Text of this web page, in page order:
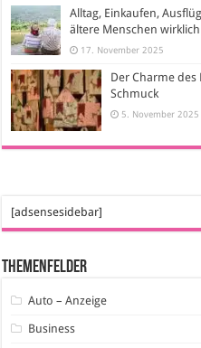
Alltag, Einkaufen,
ältere Menschen
17. November 2025
Der Charme
Schmuck
5. November 2025
[adsensesidebar]
Themenfelder
Auto – Anzeige
Business